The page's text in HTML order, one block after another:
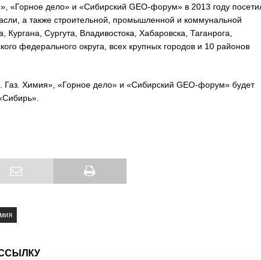
«Горное дело» и «Сибирский GEO-форум» в 2013 году
а также строительной, промышленной и коммунальной
Сургута, Владивостока, Хабаровска, Таганрога,
федерального округа, всех крупных городов и 10 районов
Химия», «Горное дело» и «Сибирский GEO-форум» будет